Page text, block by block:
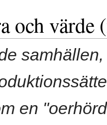
och värde
en